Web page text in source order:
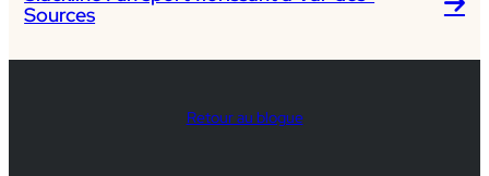
Sources
Retour au blogue